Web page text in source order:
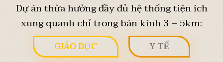
Dự án thừa hưởng đầy đủ hệ thống tiện ích
xung quanh chỉ trong bán kính 3 – 5km:
GIÁO DỤC
Y TẾ